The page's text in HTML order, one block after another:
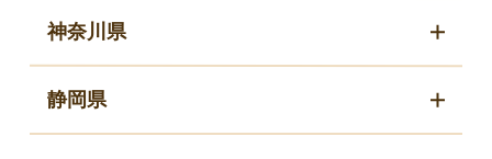
神奈川県
静岡県